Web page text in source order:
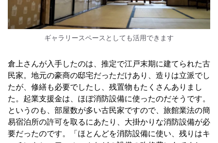
ギャラリースペースとしても活用できます
倉上さんが入手したのは、推定で江戸末期に建てられた古
民家。地元の豪商の邸宅だっただけあり、造りは立派でし
たが、修繕も必要でしたし、残置物もたくさんありまし
た。起業支援金は、ほぼ消防設備に使ったのだそうです。
というのも、部屋数が多い古民家ですので、旅館業法の簡
易宿泊所の許可を取るにあたり、大掛かりな消防設備が必
要だったのです。「ほとんどを消防設備に使い、残りはキ